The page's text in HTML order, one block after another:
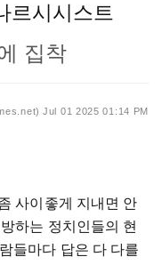
르시시스트
집착
Jul 01 2025 01:14 PM
사이좋게 지내면 안
하는 정치인들의 현
들마다 답은 다 다를